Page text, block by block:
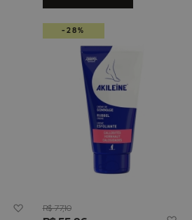
Adicionar
R$ 77,10
-28%